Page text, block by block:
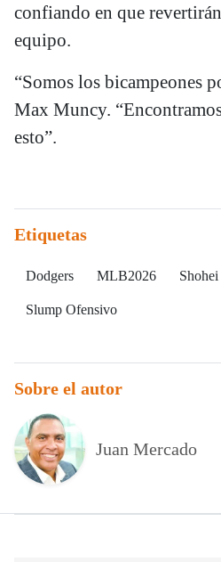
confiando en que
equipo.
“Somos los bicampeones
Max Muncy.
esto”.
Etiquetas
Dodgers MLB2026
Slump Ofensivo
Sobre el autor
Juan Mercado